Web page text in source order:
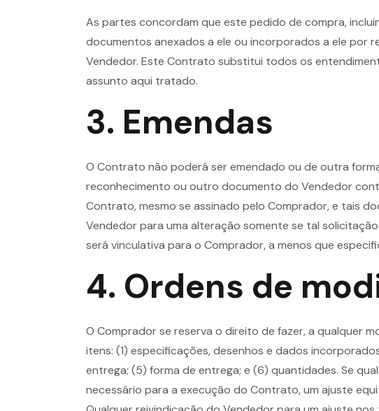
As partes concordam que este pedido de compra,
documentos anexados a ele ou incorporados a ele
Vendedor. Este Contrato substitui todos os
assunto aqui tratado.
3. Emendas
O Contrato não poderá ser emendado ou de outra
reconhecimento ou outro documento do Vendedor
Contrato, mesmo se assinado pelo Comprador, e tais
Vendedor para uma alteração somente se tal
será vinculativa para o Comprador, a menos que
4. Ordens de
O Comprador se reserva o direito de fazer, a qualquer
itens: (1) especificações, desenhos e dados
entrega; (5) forma de entrega; e (6) quantidades. Se
necessário para a execução do Contrato, um ajuste